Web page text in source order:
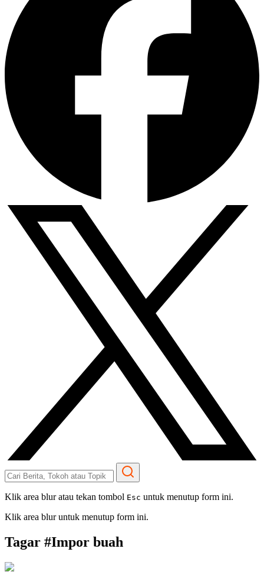
Klik area blur atau tekan tombol Esc untuk menutup form ini.
Klik area blur untuk menutup form ini.
Tagar #Impor buah